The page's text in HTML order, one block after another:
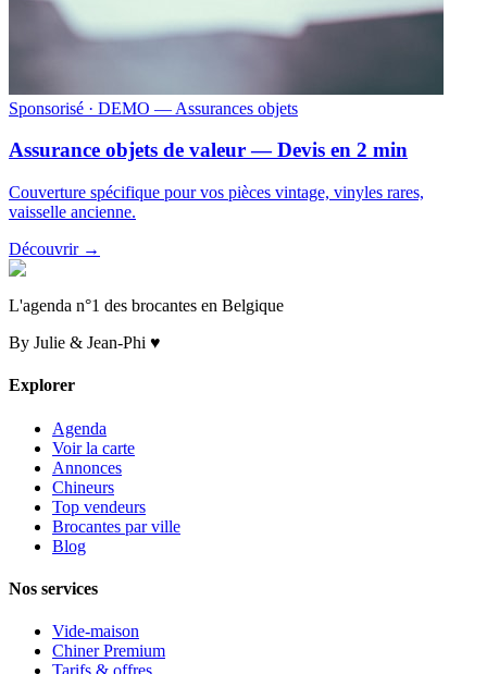
Sponsorisé · DEMO — Assurances objets
Assurance objets de valeur — Devis en 2 min
Couverture spécifique pour vos pièces vintage, vinyles rares,
vaisselle ancienne.
Découvrir →
L'agenda n°1 des brocantes en Belgique
By Julie & Jean-Phi ♥
Explorer
Agenda
Voir la carte
Annonces
Chineurs
Top vendeurs
Brocantes par ville
Blog
Nos services
Vide-maison
Chiner Premium